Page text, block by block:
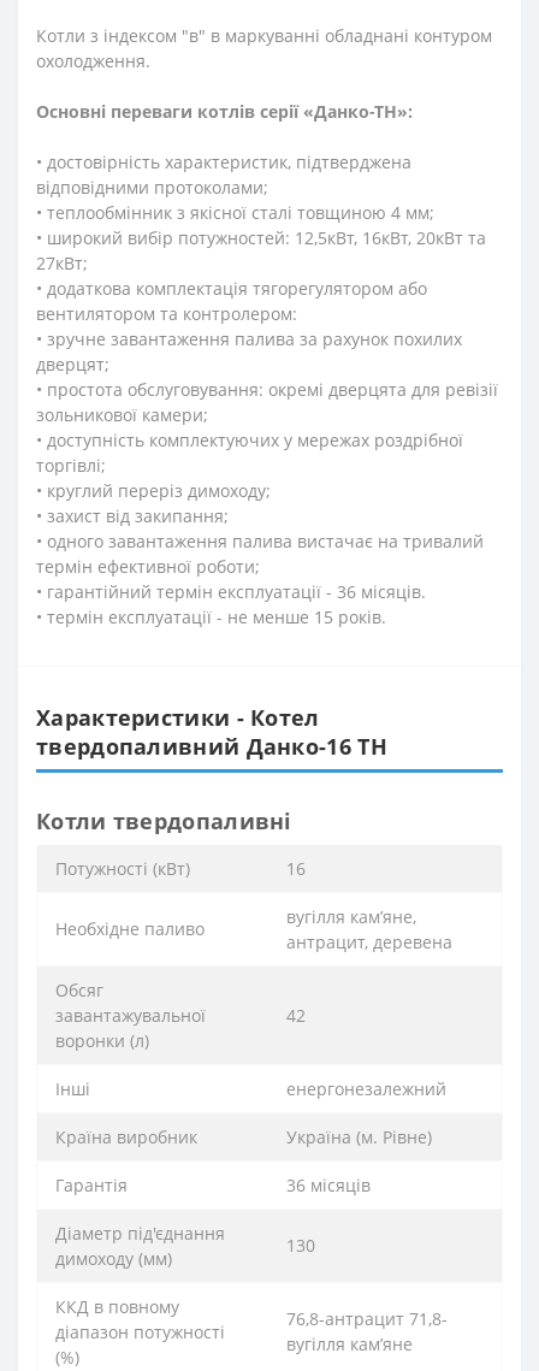
Котли з індексом "в" в маркуванні обладнані контуром
охолодження.
Основні переваги котлів серії «Данко-ТН»:
• достовірність характеристик, підтверджена
відповідними протоколами;
• теплообмінник з якісної сталі товщиною 4 мм;
• широкий вибір потужностей: 12,5кВт, 16кВт, 20кВт та
27кВт;
• додаткова комплектація тягорегулятором або
вентилятором та контролером:
• зручне завантаження палива за рахунок похилих
дверцят;
• простота обслуговування: окремі дверцята для ревізії
зольникової камери;
• доступність комплектуючих у мережах роздрібної
торгівлі;
• круглий переріз димоходу;
• захист від закипання;
• одного завантаження палива вистачає на тривалий
термін ефективної роботи;
• гарантійний термін експлуатації - 36 місяців.
• термін експлуатації - не менше 15 років.
Характеристики - Котел
твердопаливний Данко-16 ТН
Котли твердопаливні
Потужності (кВт) 16
Необхідне паливо
вугілля кам’яне,
антрацит, деревена
Обсяг
завантажувальної
воронки (л)
42
Інші енергонезалежний
Країна виробник Україна (м. Рівне)
Гарантія 36 місяців
Діаметр під'єднання
димоходу (мм)
130
ККД в повному
діапазон потужності
(%)
76,8-антрацит 71,8-
вугілля кам’яне